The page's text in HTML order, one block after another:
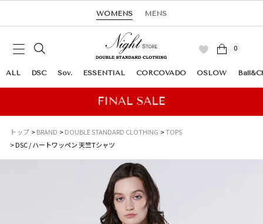
WOMENS MENS
0
ALL DSC Sov. ESSENTIAL CORCOVADO OSLOW
トップ BRAND DOUBLE STANDARD CLOTHING
TOPS
DSC / ハートワッペン 天竺Tシャツ